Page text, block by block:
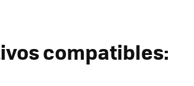
compatibles: